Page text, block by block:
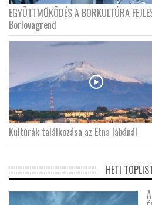
EGYÜTTMŰKÖDÉS A BORKULTÚRA
Borlovagrend
Kultúrák találkozása az Etna lábánál
HETI